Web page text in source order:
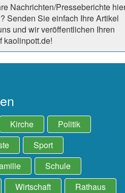
Nachrichten/Presseberichte
Senden Sie einfach Ihre Artikel
und wir veröffentlichen Ihren
kaolinpott.de!
Kirche
Politik
Sport
Schule
Wirtschaft Rathaus